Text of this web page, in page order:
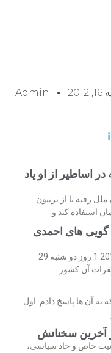
Admin
اساطیر از او یاد
رفته تا از تریبون
استفاده کند و
گویی های احمدی
چهارشنبه 31 شهریور 89 / 22 سپتامبر 2010 1 روز دو شنبه 29
آن کشور
آن ها پاسخ دادم. اول
آخرین سخنانش
خاص و حاد سیاسی،